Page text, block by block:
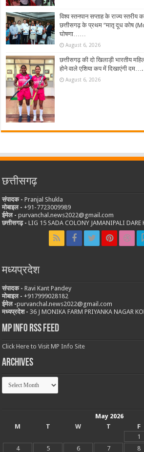
विश्व स्तनपान सप्ताह के राज्य
छत्तीसगढ़ के प्रथम “मातृ दूध कोष
घोषणा……
August 6, 2026
छत्तीसगढ़ की दो खिलाड़ी भारतीय
होने वाले एशिया कप में दिखाएंगी दम….
August 6, 2026
छत्तीसगढ़
संपादक - Pranjal Shukla
मोबाइल - ‪+91-7723009989
ईमेल - purvanchal.news2022@gmail.com
छत्तीसगढ़ - LIG 15 SADA COLONY JAMANIPALI DARE
मध्यप्रदेश
संपादक - Ravi Kant Pandey
मोबाइल - ‪+917999028182
ईमेल -purvanchal.news2022@gmail.com
मध्यप्रदेश -36 J MONIKA FARM PRIYANKA NAGAR
MP Info RSS Feed
Click Here to Visit MP Info Site
Archives
Archives
May 2026
M
T W T F
1
4
5 6 7 8